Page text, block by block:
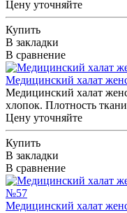
Цену уточняйте
Купить
В закладки
В сравнение
Медицинский халат
Медицинский халат
хлопок. Плотность
Цену уточняйте
Купить
В закладки
В сравнение
Медицинский халат